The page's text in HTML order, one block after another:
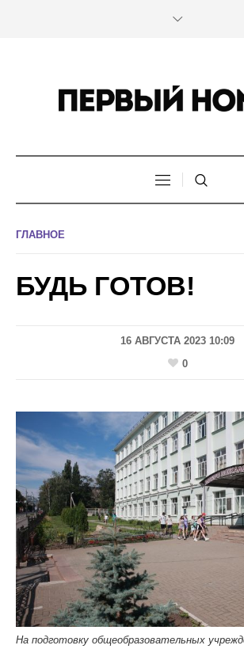
ГЛАВНОЕ
БУДЬ ГОТОВ!
16 АВГУСТА 2023 10:09
0
На подготовку общеобразовательных